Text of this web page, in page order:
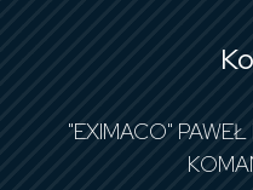
"EXIMACO"